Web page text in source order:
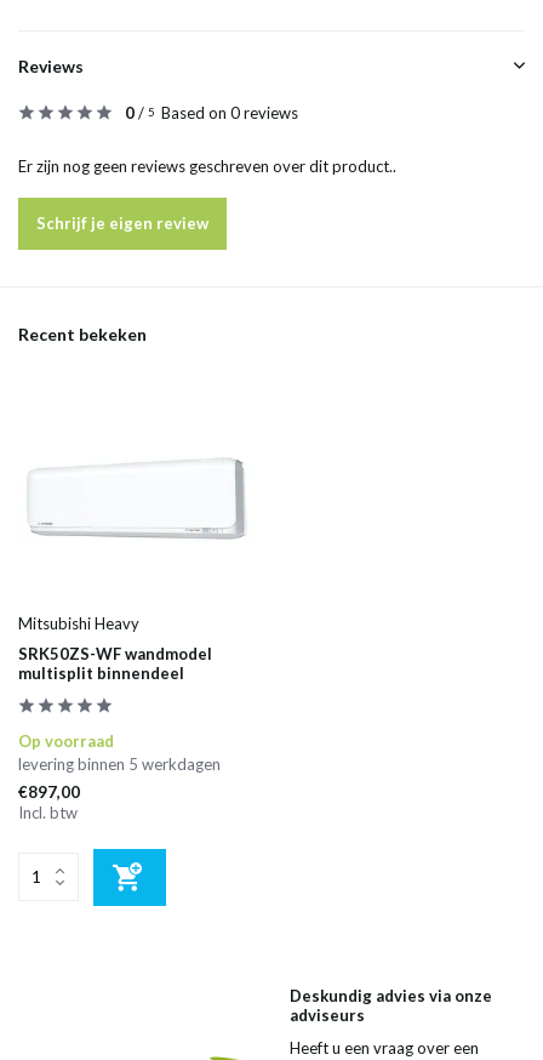
Reviews
0/ 5 Based on 0 reviews
Er zijn nog geen reviews geschreven over dit product..
Schrijf je eigen review
Recent bekeken
Mitsubishi Heavy
SRK50ZS-WF wandmodel
multisplit binnendeel
Op voorraad
levering binnen 5 werkdagen
€897,00
Incl. btw
Deskundig advies via onze
adviseurs
Heeft u een vraag over een